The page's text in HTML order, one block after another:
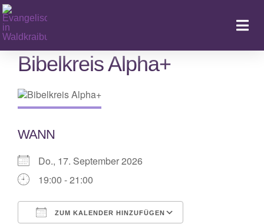
Zum
Inhalt
springen
Bibelkreis Alpha+
WANN
Do., 17. September 2026
19:00 - 21:00
ZUM KALENDER HINZUFÜGEN